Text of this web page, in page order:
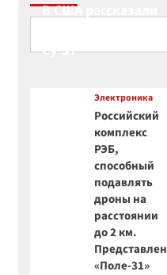
В США рассказали
Су-57
Электроника
Российский
комплекс
РЭБ,
способный
подавлять
дроны на
расстоянии
до 2 км.
Представлен
«Поле-31»